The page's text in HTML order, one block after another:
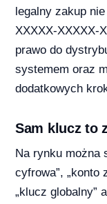
musi wiedzieć dział
od lipca 2026 — co to
legalny zakup
XXXXX-XXXXX-
prawo do
systemem oraz
dodatkowych
Sam klucz to
Na rynku można
cyfrowa”, „konto
„klucz globalny”